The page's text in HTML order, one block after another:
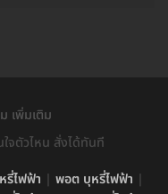
เพิ่มเติม
จตัวไหน สั่งได้ทันที
รี่ไฟฟ้า | พอต บุหรี่ไฟฟ้า |